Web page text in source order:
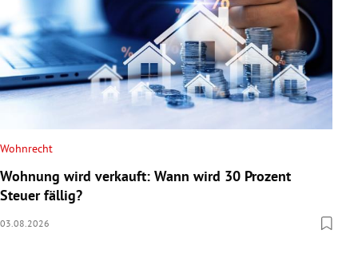
Wohnrecht
Wohnung wird verkauft: Wann wird 30 Prozent
Steuer fällig?
03.08.2026